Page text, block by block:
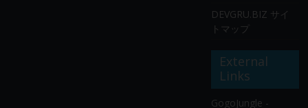
DEVGRU.BIZ サイ
トマップ
External
Links
GogoJungle -